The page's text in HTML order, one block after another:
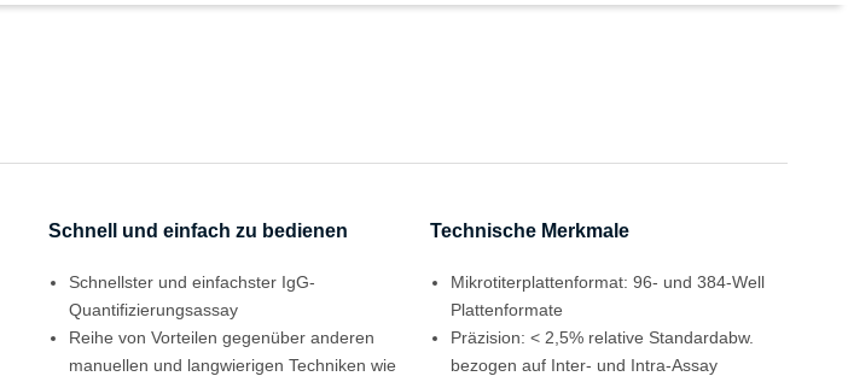
Schnell und einfach zu bedienen
Schnellster und einfachster IgG-
Quantifizierungsassay
Reihe von Vorteilen gegenüber anderen
manuellen und langwierigen Techniken wie
Technische Merkmale
Mikrotiterplattenformat: 96- und 384-Well
Plattenformate
Präzision: < 2,5% relative Standardabw.
bezogen auf Inter- und Intra-Assay